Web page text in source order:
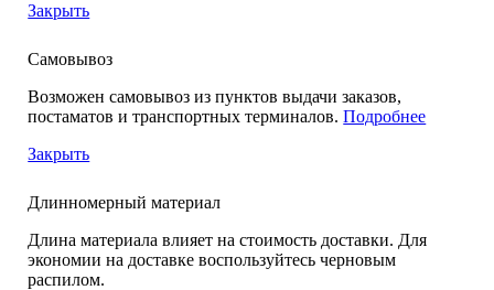
Закрыть
Самовывоз
Возможен самовывоз из пунктов выдачи заказов,
постаматов и транспортных терминалов.Подробнее
Закрыть
Длинномерный материал
Длина материала влияет на стоимость доставки. Для
экономии на доставке воспользуйтесь черновым
распилом.